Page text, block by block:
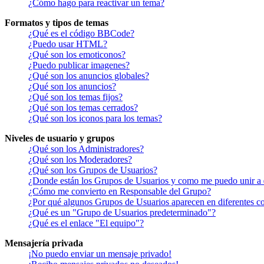
¿Cómo hago para reactivar un tema?
Formatos y tipos de temas
¿Qué es el código BBCode?
¿Puedo usar HTML?
¿Qué son los emoticonos?
¿Puedo publicar imagenes?
¿Qué son los anuncios globales?
¿Qué son los anuncios?
¿Qué son los temas fijos?
¿Qué son los temas cerrados?
¿Qué son los iconos para los temas?
Niveles de usuario y grupos
¿Qué son los Administradores?
¿Qué son los Moderadores?
¿Qué son los Grupos de Usuarios?
¿Donde están los Grupos de Usuarios y como me puedo unir a
¿Cómo me convierto en Responsable del Grupo?
¿Por qué algunos Grupos de Usuarios aparecen en diferentes
¿Qué es un "Grupo de Usuarios predeterminado"?
¿Qué es el enlace "El equipo"?
Mensajería privada
¡No puedo enviar un mensaje privado!